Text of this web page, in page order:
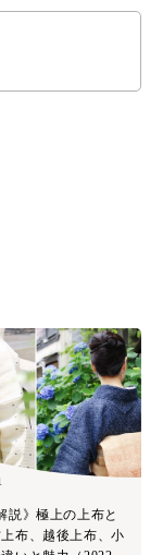
説》極上の上布と
布、越後上布、小